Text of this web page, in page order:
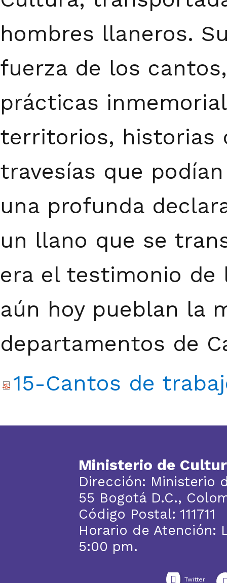
hombres llaneros.
fuerza de los
prácticas
territorios, historias
travesías que
una profunda
un llano que se
era el testimonio de
aún hoy pueblan la
departamentos de
15-Cantos de
Ministerio de
Dirección: Ministerio
55 Bogotá D.C.,
Código Postal: 111711
Horario de Atención:
5:00 pm.
Twitter